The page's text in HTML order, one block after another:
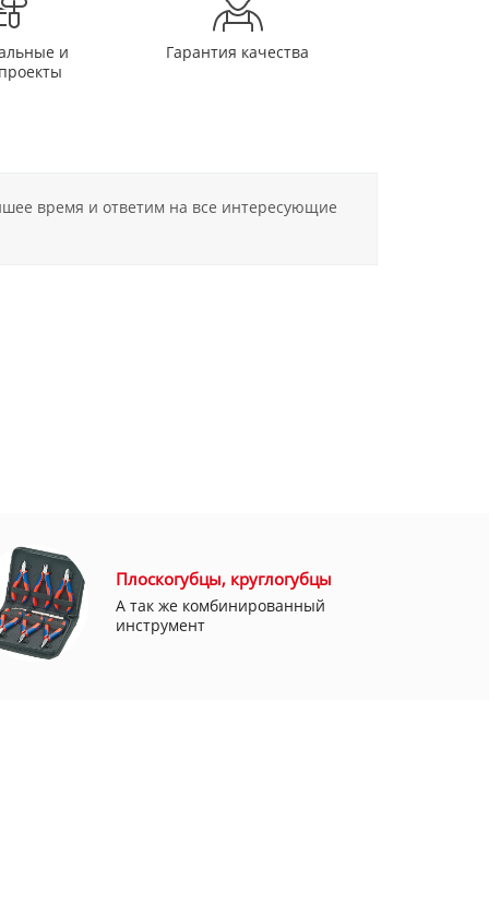
и
Гарантия качества
время и ответим на все интересующие
Плоскогубцы, круглогубцы
А так же комбинированный
инструмент